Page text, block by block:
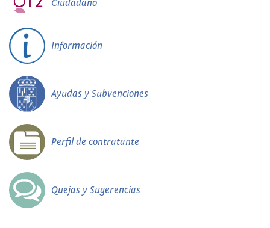
Ciudadano
Información
Ayudas y Subvenciones
Perfil de contratante
Quejas y Sugerencias